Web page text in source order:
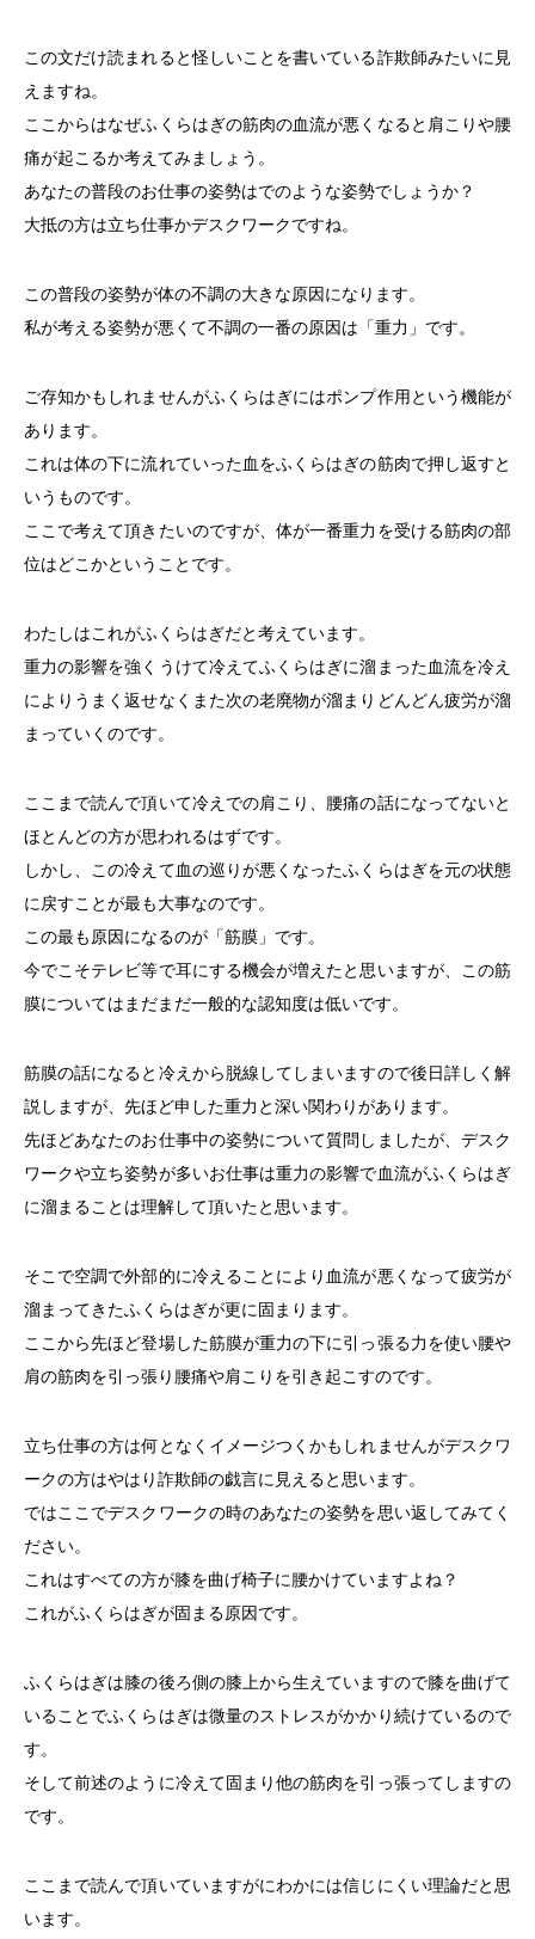
この文だけ読まれると怪しいことを書いている詐欺師みたいに見
えますね。
ここからはなぜふくらはぎの筋肉の血流が悪くなると肩こりや腰
痛が起こるか考えてみましょう。
あなたの普段のお仕事の姿勢はでのような姿勢でしょうか？
大抵の方は立ち仕事かデスクワークですね。
この普段の姿勢が体の不調の大きな原因になります。
私が考える姿勢が悪くて不調の一番の原因は「重力」です。
ご存知かもしれませんがふくらはぎにはポンプ作用という機能が
あります。
これは体の下に流れていった血をふくらはぎの筋肉で押し返すと
いうものです。
ここで考えて頂きたいのですが、体が一番重力を受ける筋肉の部
位はどこかということです。
わたしはこれがふくらはぎだと考えています。
重力の影響を強くうけて冷えてふくらはぎに溜まった血流を冷え
によりうまく返せなくまた次の老廃物が溜まりどんどん疲労が溜
まっていくのです。
ここまで読んで頂いて冷えでの肩こり、腰痛の話になってないと
ほとんどの方が思われるはずです。
しかし、この冷えて血の巡りが悪くなったふくらはぎを元の状態
に戻すことが最も大事なのです。
この最も原因になるのが「筋膜」です。
今でこそテレビ等で耳にする機会が増えたと思いますが、この筋
膜についてはまだまだ一般的な認知度は低いです。
筋膜の話になると冷えから脱線してしまいますので後日詳しく解
説しますが、先ほど申した重力と深い関わりがあります。
先ほどあなたのお仕事中の姿勢について質問しましたが、デスク
ワークや立ち姿勢が多いお仕事は重力の影響で血流がふくらはぎ
に溜まることは理解して頂いたと思います。
そこで空調で外部的に冷えることにより血流が悪くなって疲労が
溜まってきたふくらはぎが更に固まります。
ここから先ほど登場した筋膜が重力の下に引っ張る力を使い腰や
肩の筋肉を引っ張り腰痛や肩こりを引き起こすのです。
立ち仕事の方は何となくイメージつくかもしれませんがデスクワ
ークの方はやはり詐欺師の戯言に見えると思います。
ではここでデスクワークの時のあなたの姿勢を思い返してみてく
ださい。
これはすべての方が膝を曲げ椅子に腰かけていますよね？
これがふくらはぎが固まる原因です。
ふくらはぎは膝の後ろ側の膝上から生えていますので膝を曲げて
いることでふくらはぎは微量のストレスがかかり続けているので
す。
そして前述のように冷えて固まり他の筋肉を引っ張ってしますの
です。
ここまで読んで頂いていますがにわかには信じにくい理論だと思
います。